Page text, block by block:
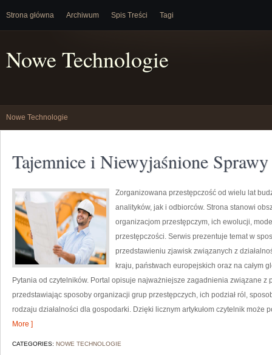
Strona główna Archiwum Spis Treści Tagi
Nowe Technologie
Nowe Technologie
Tajemnice i Niewyjaśnione Sprawy
Zorganizowana przestępczość od wielu lat
analityków, jak i odbiorców. Strona stanowi
organizacjom przestępczym, ich ewolucji,
przestępczości. Serwis prezentuje temat w
przedstawieniu zjawisk związanych z
kraju, państwach europejskich oraz na całym
Pytania od czytelników. Portal opisuje najważniejsze zagadnienia związane z
przedstawiając sposoby organizacji grup przestępczych, ich podział ról,
rodzaju działalności dla gospodarki. Dzięki licznym artykułom czytelnik może
More ]
CATEGORIES: NOWE TECHNOLOGIE